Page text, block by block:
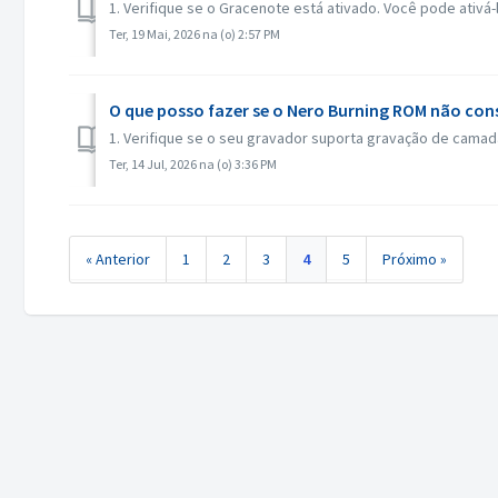
1. Verifique se o Gracenote está ativado. Você pode
Ter, 19 Mai, 2026 na (o) 2:57 PM
O que posso fazer se o Nero Burning ROM não
1. Verifique se o seu gravador suporta gravação de
Ter, 14 Jul, 2026 na (o) 3:36 PM
« Anterior 1 2 3 4 5 Próximo »